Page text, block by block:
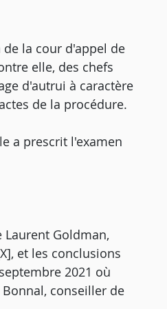
la cour d'appel de
elle, des chefs
d'autrui à caractère
de la procédure.
a prescrit l'examen
Goldman,
et les conclusions
2021 où
conseiller de